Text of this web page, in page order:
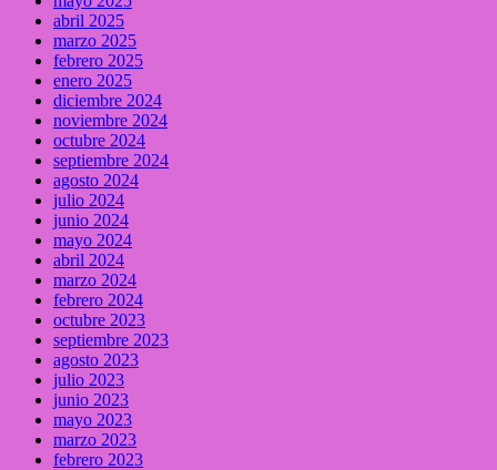
abril 2025
marzo 2025
febrero 2025
enero 2025
diciembre 2024
noviembre 2024
octubre 2024
septiembre 2024
agosto 2024
julio 2024
junio 2024
mayo 2024
abril 2024
marzo 2024
febrero 2024
octubre 2023
septiembre 2023
agosto 2023
julio 2023
junio 2023
mayo 2023
marzo 2023
febrero 2023